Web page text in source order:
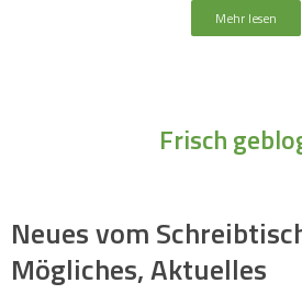
Mehr lesen
Frisch
Neues vom
Mögliches, Aktuelles